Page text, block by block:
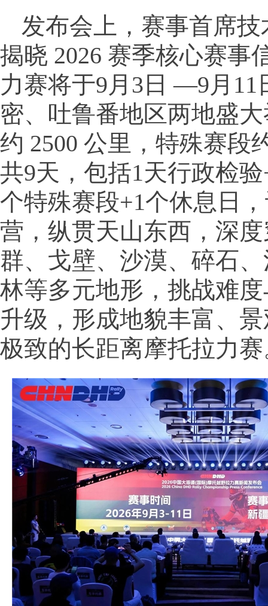
发布会上，赛事首席
揭晓 2026 赛季核心赛事
力赛将于9月3日 —9月11
密、吐鲁番地区两地盛
约 2500 公里，特殊赛段
共9天，包括1天行政检
个特殊赛段+1个休息日
营，纵贯天山东西，深
群、戈壁、沙漠、碎石
林等多元地形，挑战难
升级，形成地貌丰富、
极致的长距离摩托拉力